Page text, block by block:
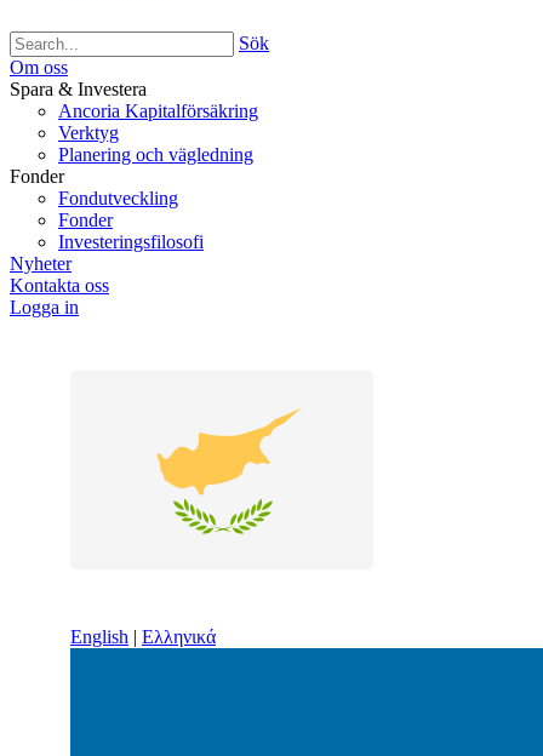
Sök
Om oss
Spara & Investera
Ancoria Kapitalförsäkring
Verktyg
Planering och vägledning
Fonder
Fondutveckling
Fonder
Investeringsfilosofi
Nyheter
Kontakta oss
Logga in
English | Ελληνικά